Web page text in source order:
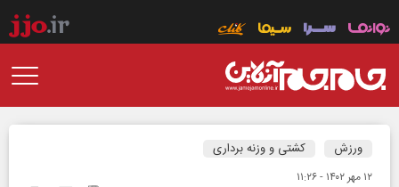
ورزش کشتی و وزنه برداری
۱۲ مهر ۱۴۰۲ - ۱۱:۲۶